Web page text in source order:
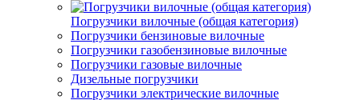
Погрузчики вилочные (общая категория)
Погрузчики бензиновые вилочные
Погрузчики газобензиновые вилочные
Погрузчики газовые вилочные
Дизельные погрузчики
Погрузчики электрические вилочные